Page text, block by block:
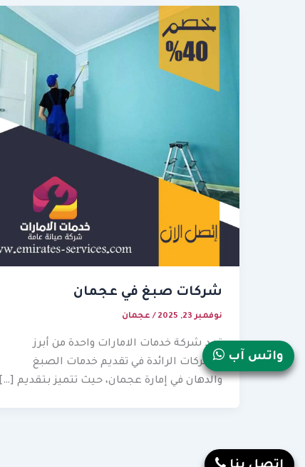
شركات صبغ في عجمان
نوفمبر 23, 2025 / عجمان
تعد شركة خدمات الامارات واحدة من أبرز
الشركات الرائدة في تقديم خدمات الصبغ
والدهان في إمارة عجمان، حيث تتميز بتقديم […]
واتس آب